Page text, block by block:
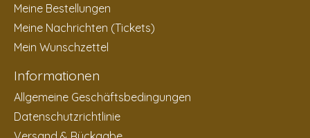
Meine Bestellungen
Meine Nachrichten (Tickets)
Mein Wunschzettel
Informationen
Allgemeine Geschäftsbedingungen
Datenschutzrichtlinie